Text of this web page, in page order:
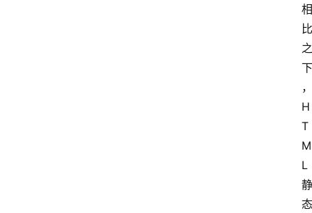
相
比
之
下
，
H
T
M
L
静
态